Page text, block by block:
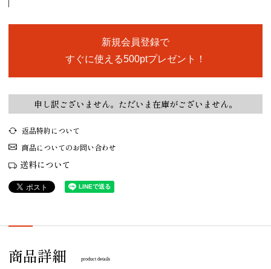
新規会員登録で
すぐに使える500ptプレゼント！
申し訳ございません。ただいま在庫がございません。
返品特約について
商品についてのお問い合わせ
送料について
商品詳細 product details